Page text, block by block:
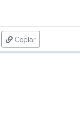
Copiar
para área de